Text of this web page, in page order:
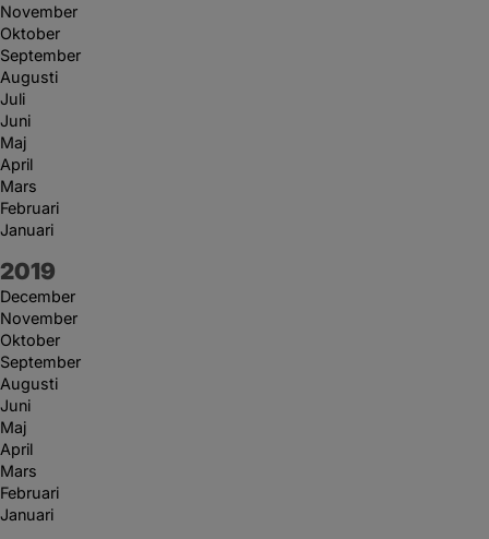
November
Oktober
September
Augusti
Juli
Juni
Maj
April
Mars
Februari
Januari
År:
2019
December
November
Oktober
September
Augusti
Juni
Maj
April
Mars
Februari
Januari